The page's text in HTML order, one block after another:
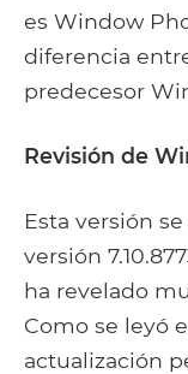
es Window
diferencia
predecesor
Revisión de
Esta versión
versión
ha revelado
Como se leyó
actualización